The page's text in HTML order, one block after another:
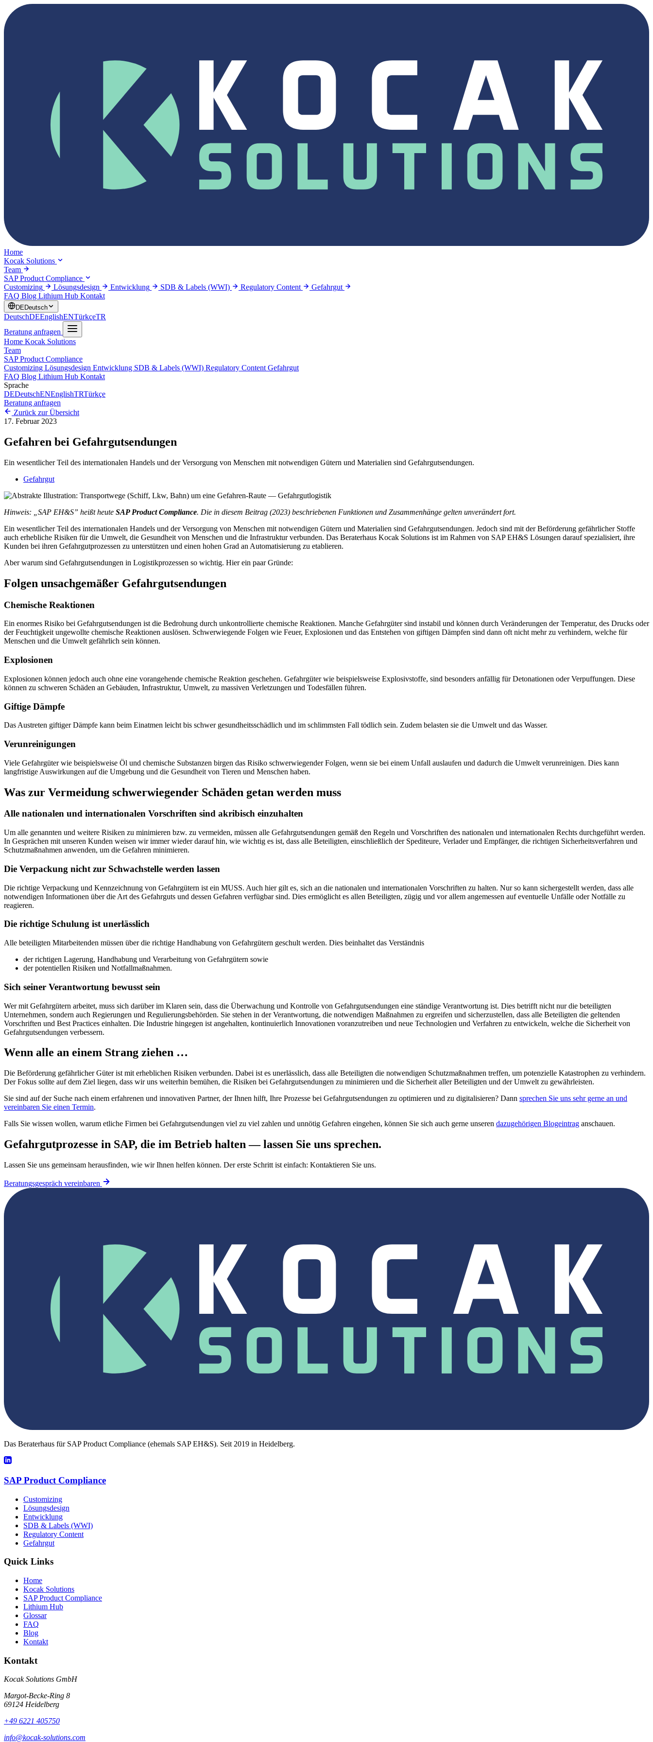
Home
Kocak Solutions
Team
SAP Product Compliance
Customizing
Lösungsdesign Entwicklung SDB & Labels (WWI) Regulatory Content
Gefahrgut
FAQ Blog Lithium Hub Kontakt
DEDeutsch
DeutschDEEnglishENTürkçeTR
Beratung anfragen
Home Kocak Solutions
Team
SAP Product Compliance
Customizing Lösungsdesign Entwicklung SDB & Labels (WWI) Regulatory Content Gefahrgut
FAQ Blog Lithium Hub Kontakt
Sprache
DEDeutschENEnglishTRTürkçe
Beratung anfragen
Zurück zur Übersicht
17. Februar 2023
Gefahren bei Gefahrgutsendungen
Ein wesentlicher Teil des internationalen Handels und der Versorgung von Menschen mit notwendigen Gütern und Materialien sind Gefahrgutsendungen.
Gefahrgut
Hinweis: „SAP EH&S” heißt heute SAP Product Compliance. Die in diesem Beitrag (2023) beschriebenen Funktionen und Zusammenhänge gelten unverändert fort.
Ein wesentlicher Teil des internationalen Handels und der Versorgung von Menschen mit notwendigen Gütern und Materialien sind Gefahrgutsendungen. Jedoch sind mit der Beförderung gefährlicher Stoffe
auch erhebliche Risiken für die Umwelt, die Gesundheit von Menschen und die Infrastruktur verbunden. Das Beraterhaus Kocak Solutions ist im Rahmen von SAP EH&S Lösungen darauf spezialisiert, ihre
Kunden bei ihren Gefahrgutprozessen zu unterstützen und einen hohen Grad an Automatisierung zu etablieren.
Aber warum sind Gefahrgutsendungen in Logistikprozessen so wichtig. Hier ein paar Gründe:
Folgen unsachgemäßer Gefahrgutsendungen
Chemische Reaktionen
Ein enormes Risiko bei Gefahrgutsendungen ist die Bedrohung durch unkontrollierte chemische Reaktionen. Manche Gefahrgüter sind instabil und können durch Veränderungen der Temperatur, des Drucks oder
der Feuchtigkeit ungewollte chemische Reaktionen auslösen. Schwerwiegende Folgen wie Feuer, Explosionen und das Entstehen von giftigen Dämpfen sind dann oft nicht mehr zu verhindern, welche für
Menschen und die Umwelt gefährlich sein können.
Explosionen
Explosionen können jedoch auch ohne eine vorangehende chemische Reaktion geschehen. Gefahrgüter wie beispielsweise Explosivstoffe, sind besonders anfällig für Detonationen oder Verpuffungen. Diese
können zu schweren Schäden an Gebäuden, Infrastruktur, Umwelt, zu massiven Verletzungen und Todesfällen führen.
Giftige Dämpfe
Das Austreten giftiger Dämpfe kann beim Einatmen leicht bis schwer gesundheitsschädlich und im schlimmsten Fall tödlich sein. Zudem belasten sie die Umwelt und das Wasser.
Verunreinigungen
Viele Gefahrgüter wie beispielsweise Öl und chemische Substanzen birgen das Risiko schwerwiegender Folgen, wenn sie bei einem Unfall auslaufen und dadurch die Umwelt verunreinigen. Dies kann
langfristige Auswirkungen auf die Umgebung und die Gesundheit von Tieren und Menschen haben.
Was zur Vermeidung schwerwiegender Schäden getan werden muss
Alle nationalen und internationalen Vorschriften sind akribisch einzuhalten
Um alle genannten und weitere Risiken zu minimieren bzw. zu vermeiden, müssen alle Gefahrgutsendungen gemäß den Regeln und Vorschriften des nationalen und internationalen Rechts durchgeführt werden.
In Gesprächen mit unseren Kunden weisen wir immer wieder darauf hin, wie wichtig es ist, dass alle Beteiligten, einschließlich der Spediteure, Verlader und Empfänger, die richtigen Sicherheitsverfahren und
Schutzmaßnahmen anwenden, um die Gefahren minimieren.
Die Verpackung nicht zur Schwachstelle werden lassen
Die richtige Verpackung und Kennzeichnung von Gefahrgütern ist ein MUSS. Auch hier gilt es, sich an die nationalen und internationalen Vorschriften zu halten. Nur so kann sichergestellt werden, dass alle
notwendigen Informationen über die Art des Gefahrguts und dessen Gefahren verfügbar sind. Dies ermöglicht es allen Beteiligten, zügig und vor allem angemessen auf eventuelle Unfälle oder Notfälle zu
reagieren.
Die richtige Schulung ist unerlässlich
Alle beteiligten Mitarbeitenden müssen über die richtige Handhabung von Gefahrgütern geschult werden. Dies beinhaltet das Verständnis
der richtigen Lagerung, Handhabung und Verarbeitung von Gefahrgütern sowie
der potentiellen Risiken und Notfallmaßnahmen.
Sich seiner Verantwortung bewusst sein
Wer mit Gefahrgütern arbeitet, muss sich darüber im Klaren sein, dass die Überwachung und Kontrolle von Gefahrgutsendungen eine ständige Verantwortung ist. Dies betrifft nicht nur die beteiligten
Unternehmen, sondern auch Regierungen und Regulierungsbehörden. Sie stehen in der Verantwortung, die notwendigen Maßnahmen zu ergreifen und sicherzustellen, dass alle Beteiligten die geltenden
Vorschriften und Best Practices einhalten. Die Industrie hingegen ist angehalten, kontinuierlich Innovationen voranzutreiben und neue Technologien und Verfahren zu entwickeln, welche die Sicherheit von
Gefahrgutsendungen verbessern.
Wenn alle an einem Strang ziehen …
Die Beförderung gefährlicher Güter ist mit erheblichen Risiken verbunden. Dabei ist es unerlässlich, dass alle Beteiligten die notwendigen Schutzmaßnahmen treffen, um potenzielle Katastrophen zu verhindern.
Der Fokus sollte auf dem Ziel liegen, dass wir uns weiterhin bemühen, die Risiken bei Gefahrgutsendungen zu minimieren und die Sicherheit aller Beteiligten und der Umwelt zu gewährleisten.
Sie sind auf der Suche nach einem erfahrenen und innovativen Partner, der Ihnen hilft, Ihre Prozesse bei Gefahrgutsendungen zu optimieren und zu digitalisieren? Dann sprechen Sie uns sehr gerne an und
vereinbaren Sie einen Termin.
Falls Sie wissen wollen, warum etliche Firmen bei Gefahrgutsendungen viel zu viel zahlen und unnötig Gefahren eingehen, können Sie sich auch gerne unseren dazugehörigen Blogeintrag anschauen.
Gefahrgutprozesse in SAP, die im Betrieb halten — lassen Sie uns sprechen.
Lassen Sie uns gemeinsam herausfinden, wie wir Ihnen helfen können. Der erste Schritt ist einfach: Kontaktieren Sie uns.
Beratungsgespräch vereinbaren
Das Beraterhaus für SAP Product Compliance (ehemals SAP EH&S). Seit 2019 in Heidelberg.
SAP Product Compliance
Customizing
Lösungsdesign
Entwicklung
SDB & Labels (WWI)
Regulatory Content
Gefahrgut
Quick Links
Home
Kocak Solutions
SAP Product Compliance
Lithium Hub
Glossar
FAQ
Blog
Kontakt
Kontakt
Kocak Solutions GmbH
Margot-Becke-Ring 8
69124 Heidelberg
+49 6221 405750
info@kocak-solutions.com